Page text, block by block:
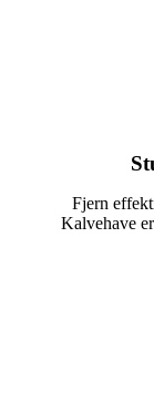
Fjern
Kalvehave